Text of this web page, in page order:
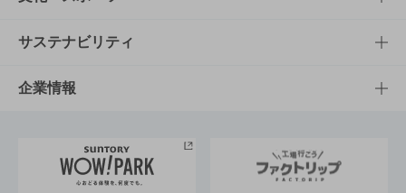
商品発売情報
栄養成分一覧
キャンペーン
工場見学
地域情報
文化・スポーツTOP
サントリーホール
サントリーサンバーズ大阪
サステナビリティ
サステナビリティTOP
サントリーが考えるサステナビリティ経営
企業情報
企業概要